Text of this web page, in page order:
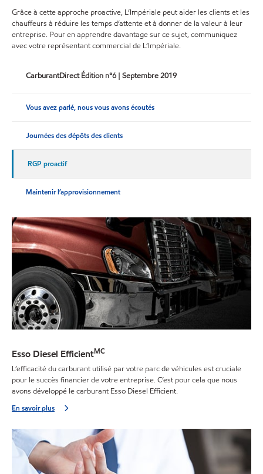
Grâce à cette approche proactive, L’Impériale peut aider les clients et les
chauffeurs à réduire les temps d’attente et à donner de la valeur à leur
entreprise. Pour en apprendre davantage sur ce sujet, communiquez
avec votre représentant commercial de L’Impériale.
CarburantDirect Édition n°6 | Septembre 2019
Vous avez parlé, nous vous avons écoutés
Journées des dépôts des clients
RGP proactif
Maintenir l’approvisionnement
Esso Diesel EfficientMC
L’efficacité du carburant utilisé par votre parc de véhicules est cruciale
pour le succès financier de votre entreprise. C’est pour cela que nous
avons développé le carburant Esso Diesel Efficient.
En savoir plus